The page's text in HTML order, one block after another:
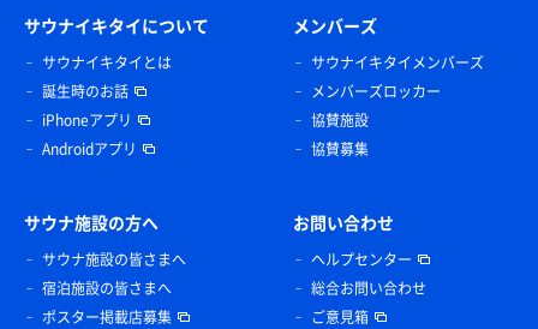
サウナイキタイについて
サウナイキタイとは
誕生時のお話
iPhoneアプリ
Androidアプリ
メンバーズ
サウナイキタイメンバーズ
メンバーズロッカー
協賛施設
協賛募集
サウナ施設の方へ
サウナ施設の皆さまへ
宿泊施設の皆さまへ
ポスター掲載店募集
お問い合わせ
ヘルプセンター
総合お問い合わせ
ご意見箱